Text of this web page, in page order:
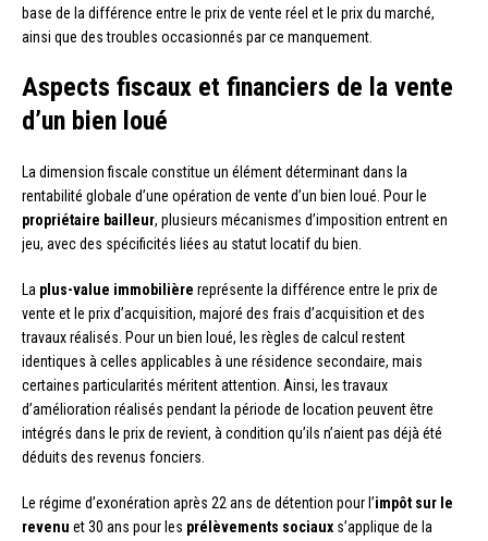
base de la différence entre le prix de vente réel et le prix du marché,
ainsi que des troubles occasionnés par ce manquement.
Aspects fiscaux et financiers de la vente
d’un bien loué
La dimension fiscale constitue un élément déterminant dans la
rentabilité globale d’une opération de vente d’un bien loué. Pour le
propriétaire bailleur, plusieurs mécanismes d’imposition entrent en
jeu, avec des spécificités liées au statut locatif du bien.
La plus-value immobilière représente la différence entre le prix de
vente et le prix d’acquisition, majoré des frais d’acquisition et des
travaux réalisés. Pour un bien loué, les règles de calcul restent
identiques à celles applicables à une résidence secondaire, mais
certaines particularités méritent attention. Ainsi, les travaux
d’amélioration réalisés pendant la période de location peuvent être
intégrés dans le prix de revient, à condition qu’ils n’aient pas déjà été
déduits des revenus fonciers.
Le régime d’exonération après 22 ans de détention pour l’impôt sur le
revenu et 30 ans pour les prélèvements sociaux s’applique de la